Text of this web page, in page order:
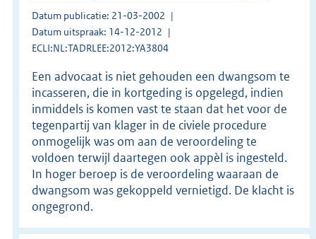
Datum publicatie: 21-03-2002
Datum uitspraak: 14-12-2012
ECLI:NL:TADRLEE:2012:YA3804
Een advocaat is niet gehouden een dwangsom te
incasseren, die in kortgeding is opgelegd, indien
inmiddels is komen vast te staan dat het voor de
tegenpartij van klager in de civiele procedure
onmogelijk was om aan de veroordeling te
voldoen terwijl daartegen ook appèl is ingesteld.
In hoger beroep is de veroordeling waaraan de
dwangsom was gekoppeld vernietigd. De klacht is
ongegrond.